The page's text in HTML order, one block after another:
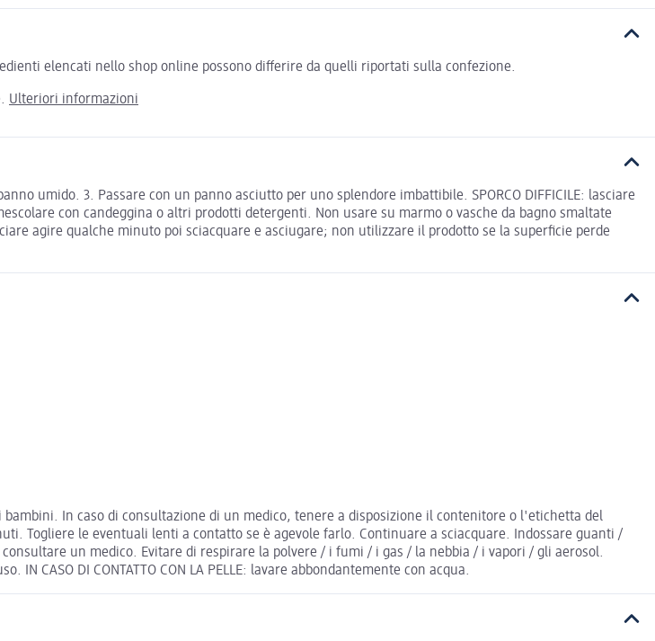
elencati nello shop online possono differire da quelli riportati sulla confezione.
Ulteriori informazioni
umido. 3. Passare con un panno asciutto per uno splendore imbattibile. SPORCO DIFFICILE: lasciare
con candeggina o altri prodotti detergenti. Non usare su marmo o vasche da bagno smaltate
agire qualche minuto poi sciacquare e asciugare; non utilizzare il prodotto se la superficie perde
In caso di consultazione di un medico, tenere a disposizione il contenitore o l'etichetta del
Togliere le eventuali lenti a contatto se è agevole farlo. Continuare a sciacquare. Indossare guanti /
consultare un medico. Evitare di respirare la polvere / i fumi / i gas / la nebbia / i vapori / gli aerosol.
CASO DI CONTATTO CON LA PELLE: lavare abbondantemente con acqua.